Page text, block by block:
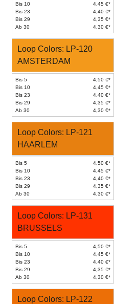
Bis 10
4,45 €*
Bis 23
4,40 €*
Bis 29
4,35 €*
Ab 30
4,30 €*
Loop Colors: LP-120
AMSTERDAM
Bis 5
4,50 €*
Bis 10
4,45 €*
Bis 23
4,40 €*
Bis 29
4,35 €*
Ab 30
4,30 €*
Loop Colors: LP-121
HAARLEM
Bis 5
4,50 €*
Bis 10
4,45 €*
Bis 23
4,40 €*
Bis 29
4,35 €*
Ab 30
4,30 €*
Loop Colors: LP-131
BRUSSELS
Bis 5
4,50 €*
Bis 10
4,45 €*
Bis 23
4,40 €*
Bis 29
4,35 €*
Ab 30
4,30 €*
Loop Colors: LP-122